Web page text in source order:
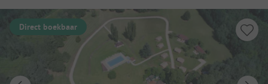
Direct boekbaar